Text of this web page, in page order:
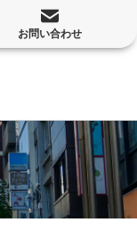
お問い合わせ